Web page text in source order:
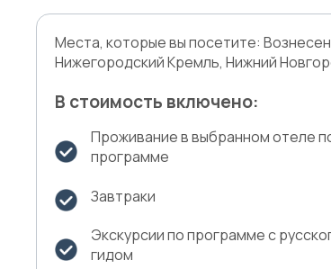
Места, которые вы посетите:
Нижегородский Кремль, Нижний
В стоимость включено:
Проживание в выбранном отеле
программе
Завтраки
Экскурсии по программе с
гидом